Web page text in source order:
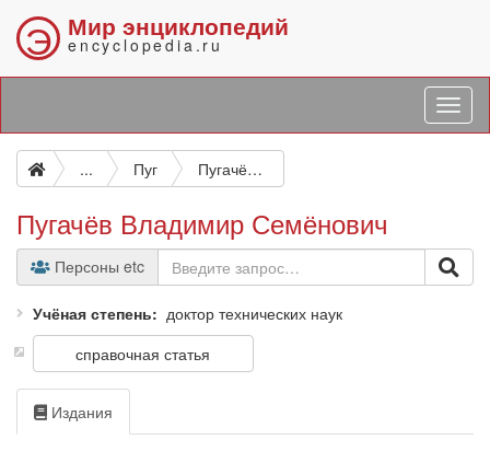
Э Мир энциклопедий
encyclopedia.ru
... Пуг Пугачёв Владимир Семёнович
Пугачёв Владимир Семёнович
Персоны etc
Учёная степень
доктор технических наук
справочная статья
Издания